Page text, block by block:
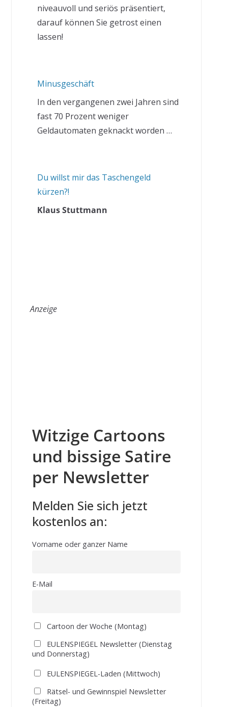
niveauvoll und seriös präsentiert,
darauf können Sie getrost einen
lassen!
Minusgeschäft
In den vergangenen zwei Jahren sind
fast 70 Prozent weniger
Geldautomaten geknackt worden …
Du willst mir das Taschengeld
kürzen?!
Klaus Stuttmann
Anzeige
Witzige Cartoons
und bissige Satire
per Newsletter
Melden Sie sich jetzt
kostenlos an:
Vorname oder ganzer Name
E-Mail
Cartoon der Woche (Montag)
EULENSPIEGEL Newsletter (Dienstag
und Donnerstag)
EULENSPIEGEL-Laden (Mittwoch)
Rätsel- und Gewinnspiel Newsletter
(Freitag)